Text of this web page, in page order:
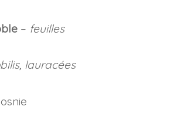
– feuilles
lauracées